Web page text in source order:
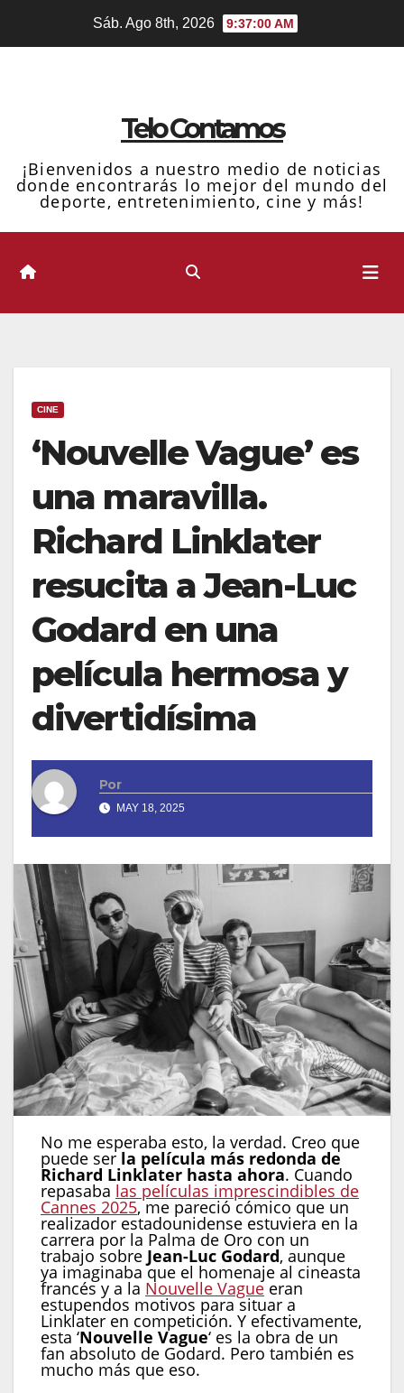
Sáb. Ago 8th, 2026 9:37:01 AM
Telo Contamos
¡Bienvenidos a nuestro medio de noticias
donde encontrarás lo mejor del mundo del
deporte, entretenimiento, cine y más!
CINE
‘Nouvelle Vague’ es
una maravilla.
Richard Linklater
resucita a Jean-Luc
Godard en una
película hermosa y
divertidísima
Por
MAY 18, 2025
No me esperaba esto, la verdad. Creo que
puede ser la película más redonda de
Richard Linklater hasta ahora. Cuando
repasaba las películas imprescindibles de
Cannes 2025, me pareció cómico que un
realizador estadounidense estuviera en la
carrera por la Palma de Oro con un
trabajo sobre Jean-Luc Godard, aunque
ya imaginaba que el homenaje al cineasta
francés y a la Nouvelle Vague eran
estupendos motivos para situar a
Linklater en competición. Y efectivamente,
esta ‘Nouvelle Vague‘ es la obra de un
fan absoluto de Godard. Pero también es
mucho más que eso.